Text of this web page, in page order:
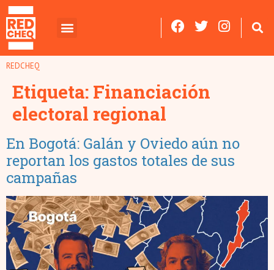
REDCHEQ
Etiqueta: Financiación
electoral regional
En Bogotá: Galán y Oviedo aún no
reportan los gastos totales de sus
campañas